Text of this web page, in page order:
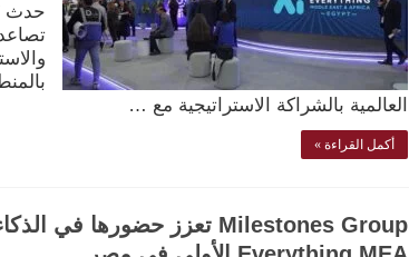
حدث
العالمية بالشراكة الاستراتيجية مع …
أكمل القراءة »